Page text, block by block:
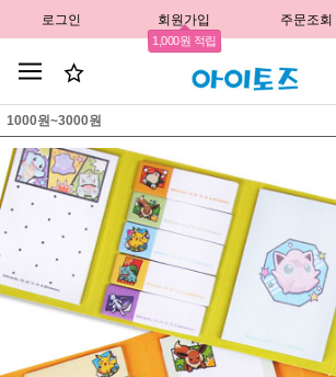
로그인 회원가입
1,000원 적립
주문조회
1000원~3000원